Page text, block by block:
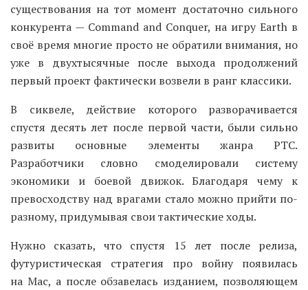
существования на тот момент достаточно сильного
конкурента — Command and Conquer, на игру Earth в
своё время многие просто не обратили внимания, но
уже в двухтысячные после выхода продолжений
первый проект фактически возвели в ранг классики.
В сиквеле, действие которого разворачивается
спустя десять лет после первой части, были сильно
развиты основные элементы жанра РТС.
Разработчики словно смоделировали систему
экономики и боевой движок. Благодаря чему к
превосходству над врагами стало можно прийти по-
разному, придумывая свои тактические ходы.
Нужно сказать, что спустя 15 лет после релиза,
футуристическая стратегия про войну появилась
на Mac, а после обзавелась изданием, позволяющем